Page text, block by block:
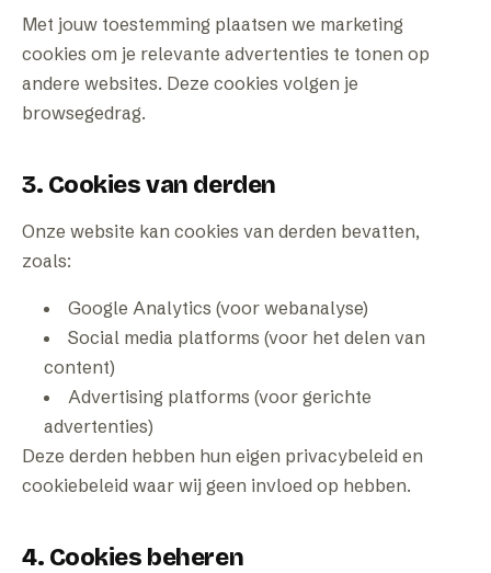
Met jouw toestemming plaatsen we marketing
cookies om je relevante advertenties te tonen op
andere websites. Deze cookies volgen je
browsegedrag.
3. Cookies van derden
Onze website kan cookies van derden bevatten,
zoals:
Google Analytics (voor webanalyse)
Social media platforms (voor het delen van
content)
Advertising platforms (voor gerichte
advertenties)
Deze derden hebben hun eigen privacybeleid en
cookiebeleid waar wij geen invloed op hebben.
4. Cookies beheren